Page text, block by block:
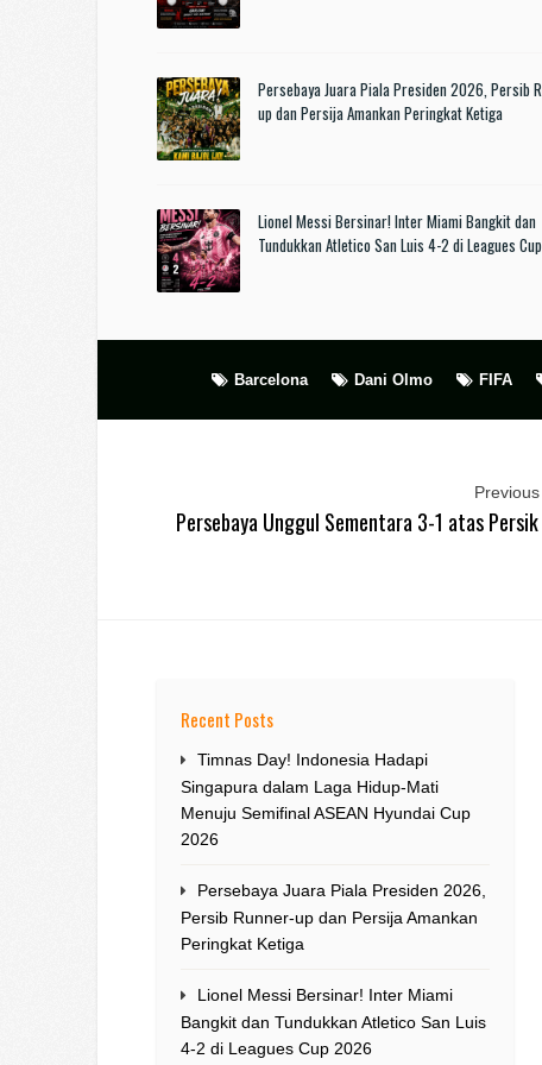
Persebaya Juara Piala Presiden 2026, Persib
up dan Persija Amankan Peringkat Ketiga
Lionel Messi Bersinar! Inter Miami Bangkit dan
Tundukkan Atletico San Luis 4-2 di Leagues
Barcelona Dani Olmo FIFA
Persebaya Unggul Sementara 3-1 atas
Recent Posts
Timnas Day! Indonesia Hadapi
Singapura dalam Laga Hidup-Mati
Menuju Semifinal ASEAN Hyundai Cup
2026
Persebaya Juara Piala Presiden 2026,
Persib Runner-up dan Persija Amankan
Peringkat Ketiga
Lionel Messi Bersinar! Inter Miami
Bangkit dan Tundukkan Atletico San Luis
4-2 di Leagues Cup 2026